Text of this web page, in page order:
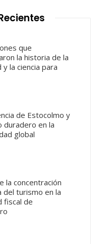
que
la historia de la
y la ciencia para
de Estocolmo y
duradero en la
global
la concentración
del turismo en la
fiscal de